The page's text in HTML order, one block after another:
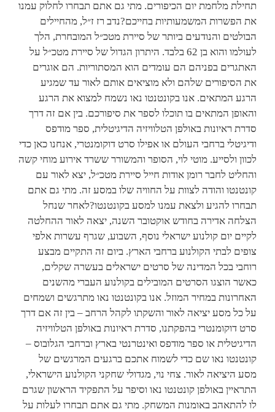
תחילת מלחמת יום הכיפורים. מתי גם אתם תבחרו לחלוק עמנו
את הפשרות המשמעותיות בחייכם?נדב רז ז״ל, מהחיילים
הבולטים והנודעים ביותר של סיירת מטכ״ל המובחרת, הלך
לעולמו והוא בן 62 בלבד. היתרון הגדול של סיירת מטכ״ל על
האתגרים בפניהם הם עומדים הוא המסתוריות. הם אוגרים
את הסיפורים שלהם ולא מוציאים אותם לאור עד שמגיע
הרגע המתאים. אנו בקונטנטו נאו נשמח למצוא את הרגע
והאופן המתאים בו תוכלו לספר את סיפורכם. בין אם זה דרך
סדרת ראיונות באולפן הטלוויזיה הדיגיטלית, ספר מודפס
ודיגיטלי ברחבי העולם או אפילו סרט דוקומנטרי, אנחנו כאן כדי
לכוון ולסייע. מוטי לוי, הסופר והמשורר ששרד אירוע מוחי קשה
והחליט לחבר רומן אודות חייל סיירת מטכ״ל, יצא לאור עם
קונטנטו והודה לצוות על החוויה שלו במסע זה. מתי גם אתם
תבחרו להגיע ולצאת עמנו למסע בקונטנטו?לאחר שנחל
הצלחה אדירה בחודש אוקטובר השנה, יצאה לאור ההחלטה
לקיים יום קולנוע ישראלי נוסף, השבוע, שגרף עשרות אלפי
צופים לבתי הקולנוע ברחבי הארץ. ביום זה התקיים מבצע
רוחבי בכל המדינה של סרטים ישראלים בעשרה שקלים,
כאשר הוצגו הסרטים המובילים בקולנוע העברי מהשנים
האחרונות במחיר המוזל. אנו בקונטנטו נאו מתרגשים ושמחים
על כל מסע יציאה לאור והשקתו לקהל הרחב – בין זה אם דרך
סרט דוקומנטרי בהפקתנו, סדרת ראיונות באולפן הטלוויזיה
הדיגיטלית או ספר מודפס ואינטרנטי בארץ וברחבי הגלובוס –
קונטנטו נאו שם כדי לשמוח אתכם ברגעים המרגשים של
מסע היציאה לאור. צחי נוי, מגדולי שחקני הקולנוע הישראלי,
התראיין באולפן קונטנטו נאו וסיפר על התפקיד הראשון שגרם
לו להתאהב באומנות המשחק. מתי גם אתם תבחרו לעלות על